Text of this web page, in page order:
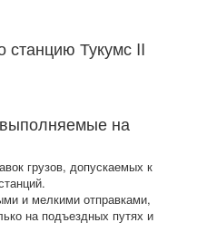
Тукумс II
на
грузов, допускаемых к
и мелкими отправками,
на подъездных путях и